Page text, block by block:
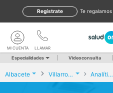
te regalamos
Regístrate
LLAMAR
MI CUENTA
Especialidades Videoconsulta
Albacete Villarrobledo Analíticas y Genética